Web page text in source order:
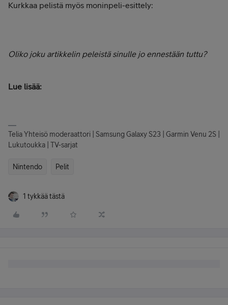
Kurkkaa pelistä myös moninpeli-esittely:
Oliko joku artikkelin peleistä sinulle jo ennestään tuttu?
Lue lisää:
Telia Yhteisö moderaattori | Samsung Galaxy S23 | Garmin Venu 2S |
Lukutoukka | TV-sarjat
Nintendo Pelit
1 tykkää tästä